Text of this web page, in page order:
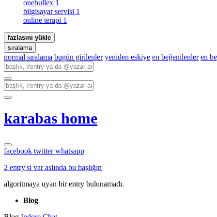
onebullex 1
bilgisayar servisi 1
online terapi 1
fazlasını yükle
sıralama
normal sıralama bugün girilenler yeniden eskiye en beğenilenler en
karabas home
facebook twitterwhatsapp
2 entry'si var aslında bu başlığın
algoritmaya uyan bir entry bulunamadı.
Blog